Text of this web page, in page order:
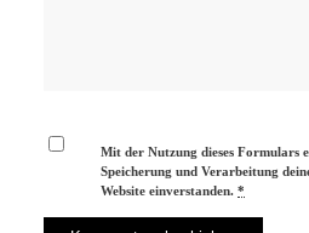
Mit der Nutzung dieses Formulars
Speicherung und Verarbeitung
Website einverstanden.*